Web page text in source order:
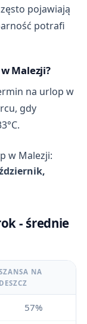
pojawiają
potrafi
Malezji?
na urlop w
gdy
w Malezji:
- średnie
NA
DESZCZ
57%